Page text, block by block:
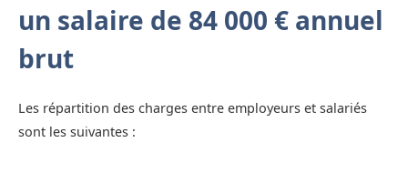
un salaire de 84 000 € annuel
brut
Les répartition des charges entre employeurs et salariés
sont les suivantes :